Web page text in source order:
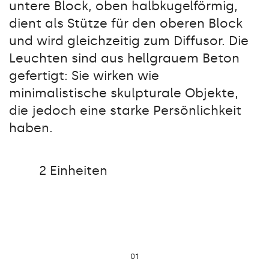
untere Block, oben halbkugelförmig,
dient als Stütze für den oberen Block
und wird gleichzeitig zum Diffusor. Die
Leuchten sind aus hellgrauem Beton
gefertigt: Sie wirken wie
minimalistische skulpturale Objekte,
die jedoch eine starke Persönlichkeit
haben.
2 Einheiten
01